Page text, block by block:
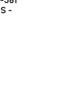
-